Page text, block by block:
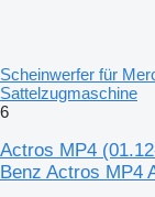
Scheinwerfer für
Sattelzugmaschine
6
Actros MP4
Benz Actros MP4